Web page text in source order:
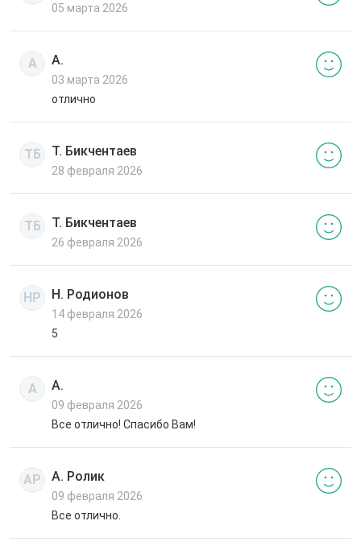
05 марта 2026
А А.
03 марта 2026
отлично
ТБ Т. Бикчентаев
28 февраля 2026
ТБ Т. Бикчентаев
26 февраля 2026
НР Н. Родионов
14 февраля 2026
5
А А.
09 февраля 2026
Все отлично! Спасибо Вам!
АР А. Ролик
09 февраля 2026
Все отлично.